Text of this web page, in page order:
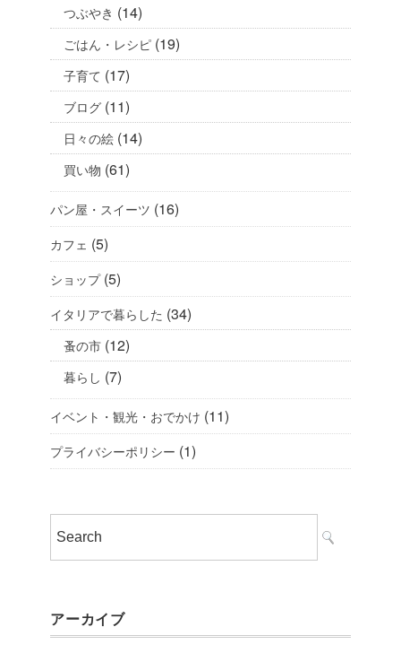
つぶやき (14)
ごはん・レシピ (19)
子育て (17)
ブログ (11)
日々の絵 (14)
買い物 (61)
パン屋・スイーツ (16)
カフェ (5)
ショップ(5)
イタリアで暮らした (34)
蚤の市 (12)
暮らし (7)
イベント・観光・おでかけ (11)
プライバシーポリシー (1)
アーカイブ